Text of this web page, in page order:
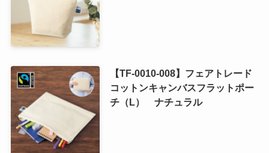
【TF-0010-008】フェアトレード
コットンキャンバスフラットポー
チ（L） ナチュラル